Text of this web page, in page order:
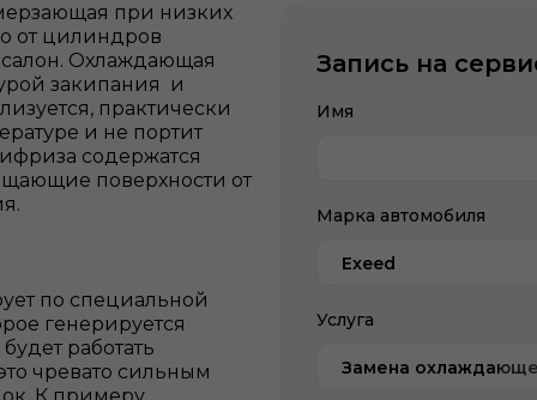
при низких
от цилиндров
салон. Охлаждающая
закипания и
практически
и не портит
содержатся
поверхности от
по специальной
генерируется
работать
чревато сильным
Запись на
Имя
Марка автомобиля
Exeed
Услуга
Замена